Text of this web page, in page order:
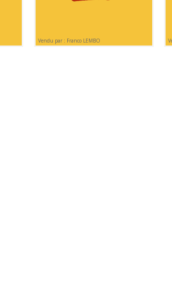
Vendu par : Franco LEMBO